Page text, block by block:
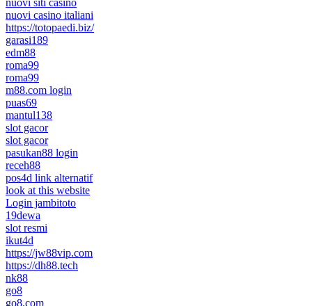
nuovi siti casino
nuovi casino italiani
https://totopaedi.biz/
garasi189
edm88
roma99
roma99
m88.com login
puas69
mantul138
slot gacor
slot gacor
pasukan88 login
receh88
pos4d link alternatif
look at this website
Login jambitoto
19dewa
slot resmi
ikut4d
https://jw88vip.com
https://dh88.tech
nk88
go8
go8.com